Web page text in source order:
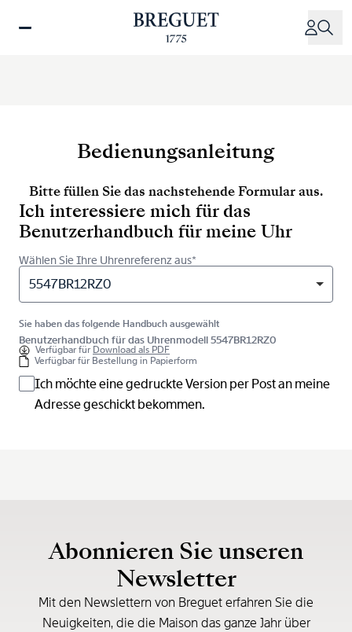
zum
Bedienungsanleitung
Bitte füllen Sie das nachstehende Formular aus.
Ich interessiere mich für das
Benutzerhandbuch für meine Uhr
Wählen Sie Ihre Uhrenreferenz aus*
5547BR12RZ0
Sie haben das folgende Handbuch ausgewählt
Benutzerhandbuch für das Uhrenmodell 5547BR12RZ0
Verfügbar für Download als PDF
Verfügbar für Bestellung in Papierform
Ich möchte eine gedruckte Version per Post an meine
Adresse geschickt bekommen.
Abonnieren Sie unseren
Newsletter
Mit den Newslettern von Breguet erfahren Sie die
Neuigkeiten, die die Maison das ganze Jahr über